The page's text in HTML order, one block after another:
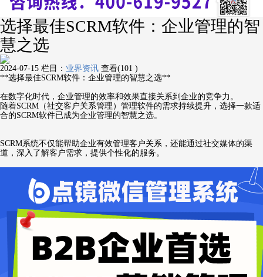
选择最佳SCRM软件：企业管理的智
慧之选
2024-07-15 栏目： 业界资讯 查看(101 )
**选择最佳SCRM软件：企业管理的智慧之选**
在数字化时代，企业管理的效率和效果直接关系到企业的竞争力。
随着SCRM（社交客户关系管理）管理软件的需求持续提升，选择一款适
合的SCRM软件已成为企业管理的智慧之选。
SCRM系统不仅能帮助企业有效管理客户关系，还能通过社交媒体的渠
道，深入了解客户需求，提供个性化的服务。